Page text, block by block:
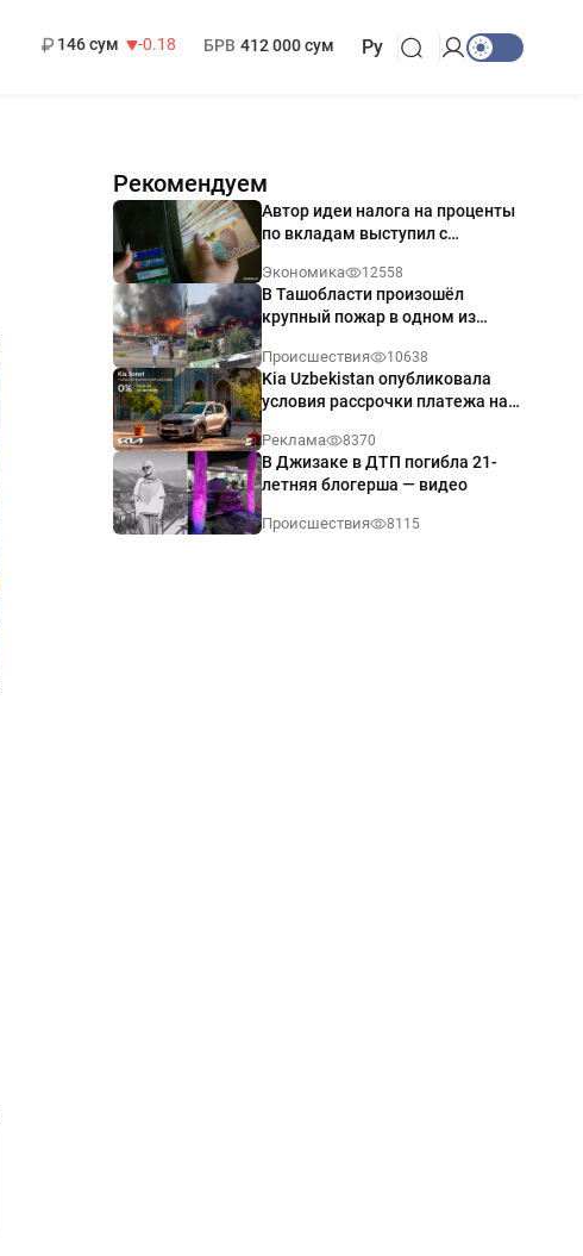
146 сум
-0.18
БРВ 412 000 сум Ру
Рекомендуем
Автор идеи налога на проценты
по вкладам выступил с
Экономика 12558
В Ташобласти произошёл
крупный пожар в одном из
Происшествия 10638
Kia Uzbekistan опубликовала
условия рассрочки платежа на
годовых
Реклама 8370
В Джизаке в ДТП погибла 21-
летняя блогерша — видео
Происшествия 8115